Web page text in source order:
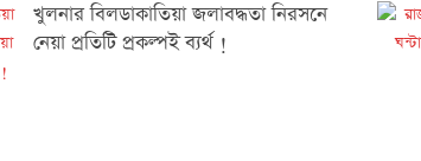
খুলনার বিলডাকাতিয়া জলাবদ্ধতা নিরসনে
নেয়া প্রতিটি প্রকল্পই ব্যর্থ !